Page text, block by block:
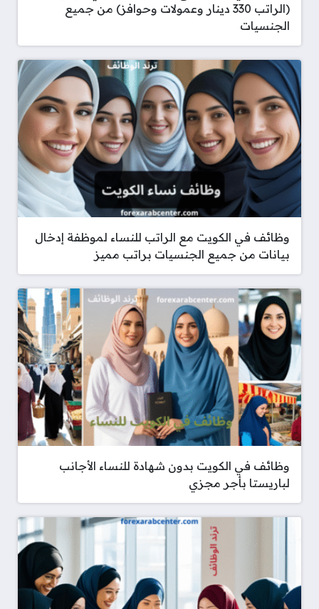
(الراتب 330 دينار وعمولات وحوافز) من جميع
الجنسيات
وظائف في الكويت مع الراتب للنساء لموظفة إدخال
بيانات من جميع الجنسيات براتب مميز
وظائف في الكويت بدون شهادة للنساء الأجانب
لباريستا بأجر مجزي